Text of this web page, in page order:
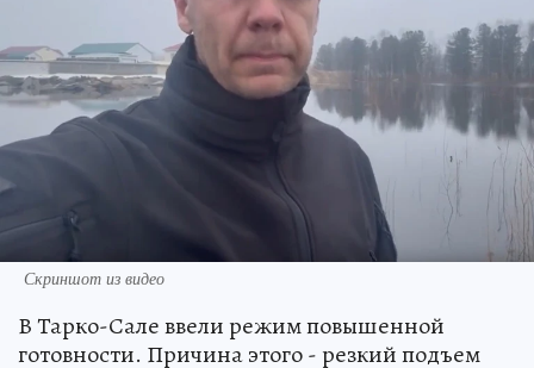
Скриншот из видео
В Тарко-Сале ввели режим повышенной
готовности. Причина этого - резкий подъем